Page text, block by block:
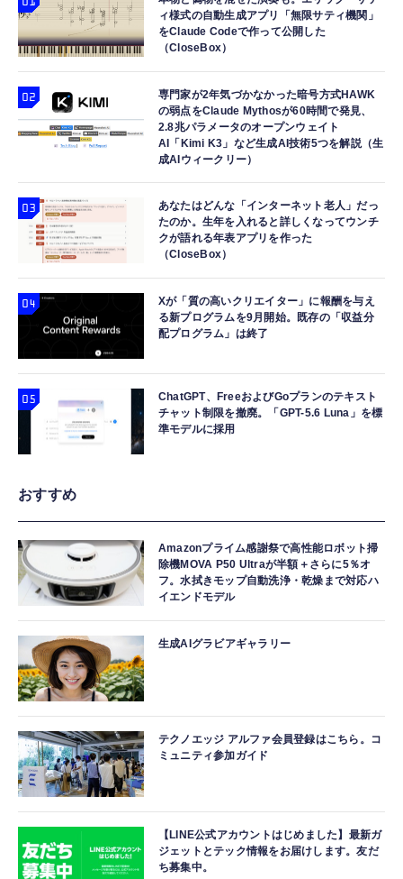
￥999
寝ホン 睡眠用イヤホン 寝ながら 痛くない 超
軽量2.8g ASMR推薦 ワイヤレス
Bluetooth6.1 柔軟性高 安眠 仕事 ブルー
￥2,682
￥1,690
エレコム 充電器 コンセント USB-C USB-A 2
ポート 20W PD対応 折りたたみ式プラグ ホワ
イト EC-AC12020WH
￥1,290
￥147,555
【整備済み品】HP Pro Mini 400 G9 デスクト
ップPC 第12世代 Core i5 DDR5 メモリ16GB
SSD512GB Windows 11 Pro Office 2021
DisplayPort×2 HDMI 2.1 有線LAN 超小型 省
スペース ビジネスPC
￥92,800
ィ様式の自動生成アプリ「無限サティ機関」
をClaude Codeで作って公開した
（CloseBox）
専門家が2年気づかなかった暗号方式HAWK
の弱点をClaude Mythosが60時間で発見、
2.8兆パラメータのオープンウェイト
AI「Kimi K3」など生成AI技術5つを解説（生
成AIウィークリー）
あなたはどんな「インターネット老人」だっ
たのか。生年を入れると詳しくなってウンチ
クが語れる年表アプリを作った
（CloseBox）
Xが「質の高いクリエイター」に報酬を与え
る新プログラムを9月開始。既存の「収益分
配プログラム」は終了
ChatGPT、FreeおよびGoプランのテキスト
チャット制限を撤廃。「GPT-5.6 Luna」を標
準モデルに採用
おすすめ
Amazonプライム感謝祭で高性能ロボット掃
除機MOVA P50 Ultraが半額＋さらに5％オ
フ。水拭きモップ自動洗浄・乾燥まで対応ハ
イエンドモデル
生成AIグラビアギャラリー
テクノエッジ アルファ会員登録はこちら。コ
ミュニティ参加ガイド
【LINE公式アカウントはじめました】最新ガ
ジェットとテック情報をお届けします。友だ
ち募集中。